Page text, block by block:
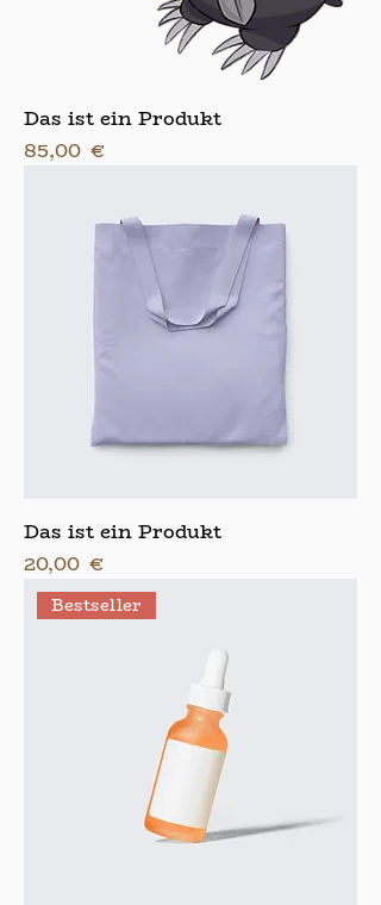
Das ist ein Produkt
Preis
85,00 €
Das ist ein Produkt
Preis
20,00 €
Bestseller